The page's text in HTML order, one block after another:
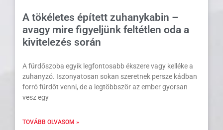
A tökéletes épített zuhanykabin –
avagy mire figyeljünk feltétlen oda a
kivitelezés során
A fürdőszoba egyik legfontosabb ékszere vagy kelléke a
zuhanyzó. Iszonyatosan sokan szeretnek persze kádban
forró fürdőt venni, de a legtöbbször az ember gyorsan
vesz egy
TOVÁBB OLVASOM »